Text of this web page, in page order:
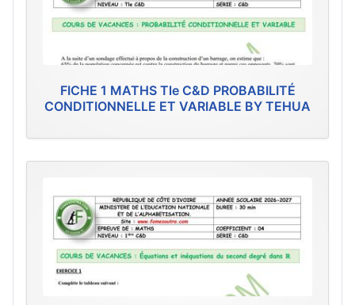
FICHE 1 MATHS Tle C&D PROBABILITÉ
CONDITIONNELLE ET VARIABLE BY TEHUA